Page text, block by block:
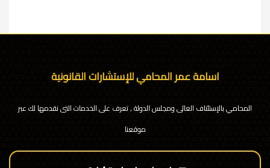
اسامة عمر المحامي للإستشارات القانونية
المحامي بالإستئناف العالى ومجلس الدولة , تعرف على الخدمات التى نقدمها لك عبر
موقعنا